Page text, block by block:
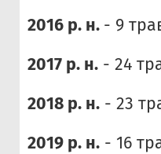
2016 р. н. - 9
2017 р. н. - 24
2018 р. н. - 23
2019 р. н. - 16